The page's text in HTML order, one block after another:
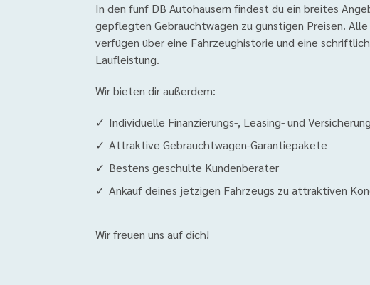
In den fünf DB Autohäusern findest du ein breites
gepflegten Gebrauchtwagen zu günstigen Preisen.
verfügen über eine Fahrzeughistorie und eine
Laufleistung.
Wir bieten dir außerdem:
Individuelle Finanzierungs-, Leasing- und
Attraktive Gebrauchtwagen-Garantiepakete
Bestens geschulte Kundenberater
Ankauf deines jetzigen Fahrzeugs zu attraktiven
Wir freuen uns auf dich!